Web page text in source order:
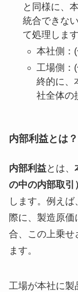
と同様に、
統合できな
て処理します
本社側：
工場側：
終的に、
社全体の
内部利益とは？
内部利益とは、
の中の内部取引
します。例え
際に、製造原
合、この上乗せ
ます。
工場が本社に